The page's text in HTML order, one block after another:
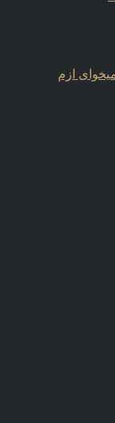
ازم